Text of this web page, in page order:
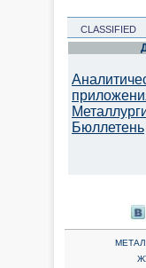
CLASSIFIED
Бюллетень